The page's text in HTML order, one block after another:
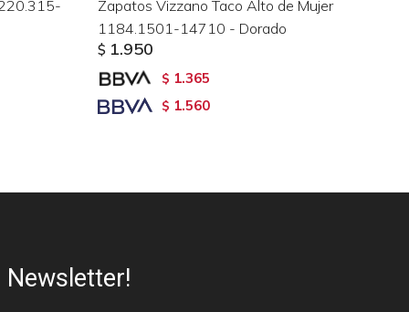
Zapatos Vizzano Taco Alto de Mujer
1184.1501-14710 - Dorado
$ 1.950
$ 1.365
$ 1.560
Newsletter!